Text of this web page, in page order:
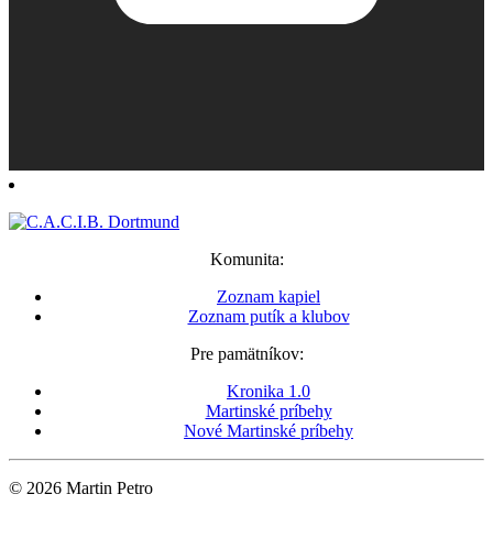
Komunita:
Zoznam kapiel
Zoznam putík a klubov
Pre pamätníkov:
Kronika 1.0
Martinské príbehy
Nové Martinské príbehy
© 2026 Martin Petro